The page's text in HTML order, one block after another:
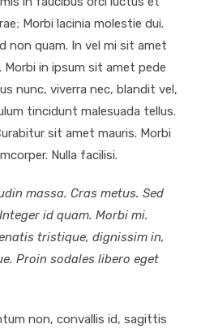
Morbi lacinia molestie dui.
non quam. In vel mi sit amet
Morbi in ipsum sit amet pede
nunc, viverra nec, blandit vel,
tincidunt malesuada tellus.
sit amet mauris. Morbi
Nulla facilisi.
massa. Cras metus. Sed
id quam. Morbi mi.
tristique, dignissim in,
Proin sodales libero eget
non, convallis id, sagittis